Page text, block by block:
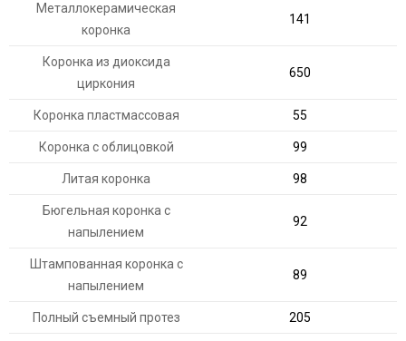
Металлокерамическая
коронка
141
Коронка из диоксида
циркония
650
Коронка пластмассовая 55
Коронка с облицовкой 99
Литая коронка 98
Бюгельная коронка с
напылением
92
Штампованная коронка с
напылением
89
Полный съемный протез 205